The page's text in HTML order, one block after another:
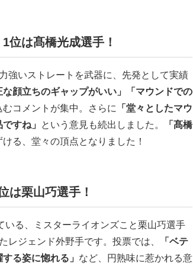
位は髙橋光成選手！
強いストレートを武器に、先発として実績
な顔立ちのギャップがいい」「マウンドでの
コメントが集中。さらに
「堂々としたマウ
すね」
という意見も続出しました。
「髙橋
る、堂々の頂点となりました！
は栗山巧選手！
る、ミスターライオンズこと栗山巧選手
レジェンド外野手です。投票では、
「ベテ
る姿に惚れる」 など、円熟味に惹かれる意